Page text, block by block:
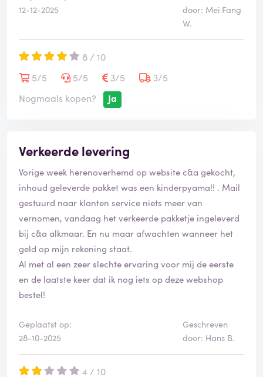
12-12-2025
door: Mei Fang
W.
8 / 10
5/5
5/5 3/5
3/5
Nogmaals kopen?
Ja
Verkeerde levering
Vorige week herenoverhemd op website c&a gekocht,
inhoud geleverde pakket was een kinderpyama!! . Mail
gestuurd naar klanten service niets meer van
vernomen, vandaag het verkeerde pakketje ingeleverd
bij c&a alkmaar. En nu maar afwachten wanneer het
geld op mijn rekening staat.
Al met al een zeer slechte ervaring voor mij de eerste
en de laatste keer dat ik nog iets op deze webshop
bestel!
Geplaatst op:
28-10-2025
Geschreven
door: Hans B.
4 / 10